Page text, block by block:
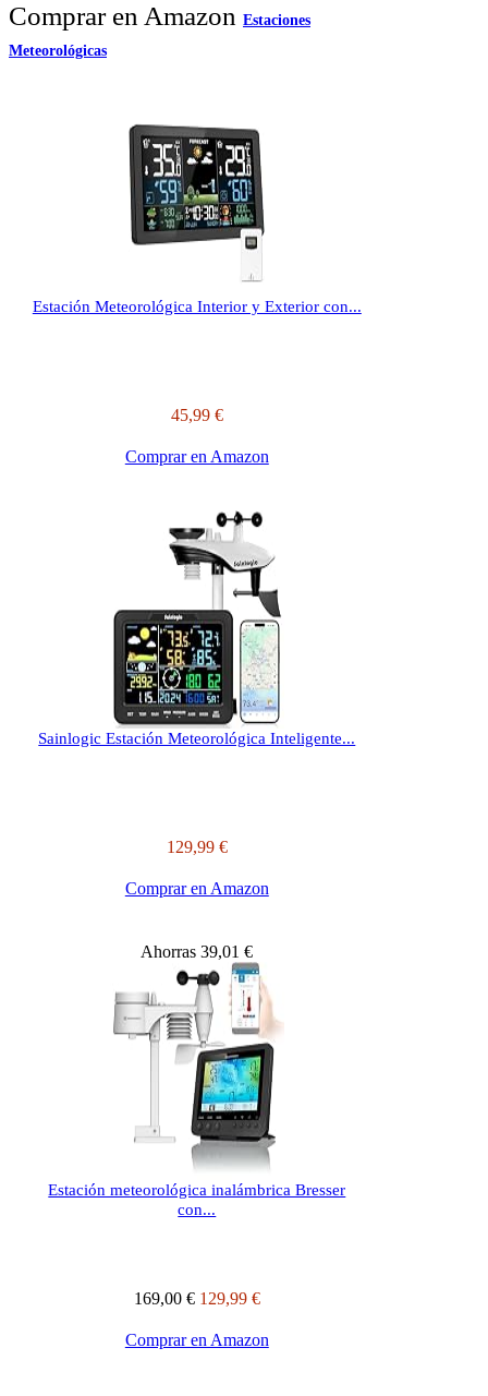
Comprar en Amazon Estaciones
Meteorológicas
Estación Meteorológica Interior y Exterior con...
45,99 €
Comprar en Amazon
Sainlogic Estación Meteorológica Inteligente...
129,99 €
Comprar en Amazon
Ahorras 39,01 €
Estación meteorológica inalámbrica Bresser
con...
169,00 € 129,99 €
Comprar en Amazon